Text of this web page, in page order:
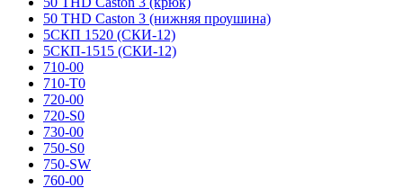
50 THD Caston 3 (нижняя проушина)
5СКП 1520 (СКИ-12)
5СКП-1515 (СКИ-12)
710-00
710-T0
720-00
720-S0
730-00
750-S0
750-SW
760-00